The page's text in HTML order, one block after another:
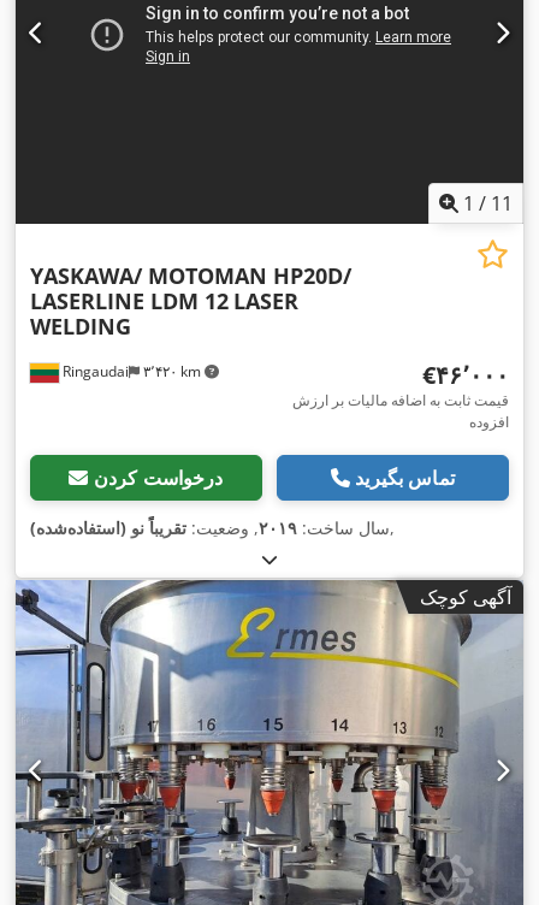
1 / 11
Ringaudai ۳٬۴۲۰ km
YASKAWA/ MOTOMAN HP20D/
LASERLINE LDM 12 LASER
WELDING
‎€۴۶٬۰۰۰
قیمت ثابت به اضافه مالیات بر ارزش
افزوده
درخواست کردن تماس بگیرید
سال ساخت: ۲۰۱۹, وضعیت: تقریباً نو (استفاده‌شده) ,
آگهی کوچک